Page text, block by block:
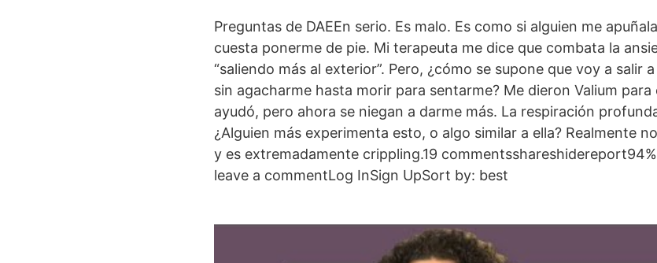
Preguntas de DAEEn serio. Es malo. Es como si alguien me
cuesta ponerme de pie. Mi terapeuta me dice que combata la
“saliendo más al exterior”. Pero, ¿cómo se supone que voy a salir
sin agacharme hasta morir para sentarme? Me dieron Valium
ayudó, pero ahora se niegan a darme más. La respiración
¿Alguien más experimenta esto, o algo similar a ella? Realmente
y es extremadamente crippling.19
leave a commentLog InSign UpSort by: best